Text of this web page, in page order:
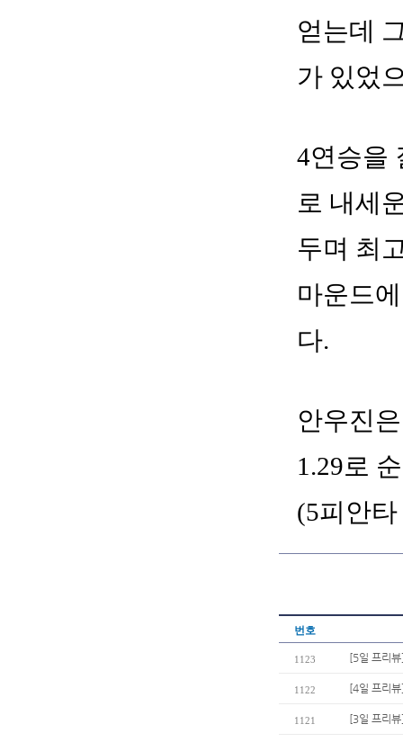
얻는데
가 있었
4연승을
로 내세
두며 최
마운드
다.
안우진
1.29로
(5피안
번호
1123 [5일 프리
1122 [4일 프리
1121 [3일 프리